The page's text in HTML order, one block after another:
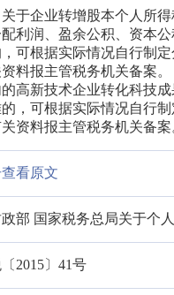
于企业转增股本个人所
利润、盈余公积、资本
可根据实际情况自行制
料报主管税务机关备案
的高新技术企业转化科技
的，可根据实际情况自行
资料报主管税务机关备案
看原文
政部 国家税务总局关于个
2015〕41号